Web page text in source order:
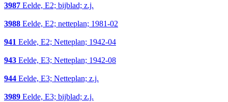
3987 Eelde, E2; bijblad; z.j.
3988 Eelde, E2; netteplan; 1981-02
941 Eelde, E2; Netteplan; 1942-04
943 Eelde, E3; Netteplan; 1942-08
944 Eelde, E3; Netteplan; z.j.
3989 Eelde, E3; bijblad; z.j.